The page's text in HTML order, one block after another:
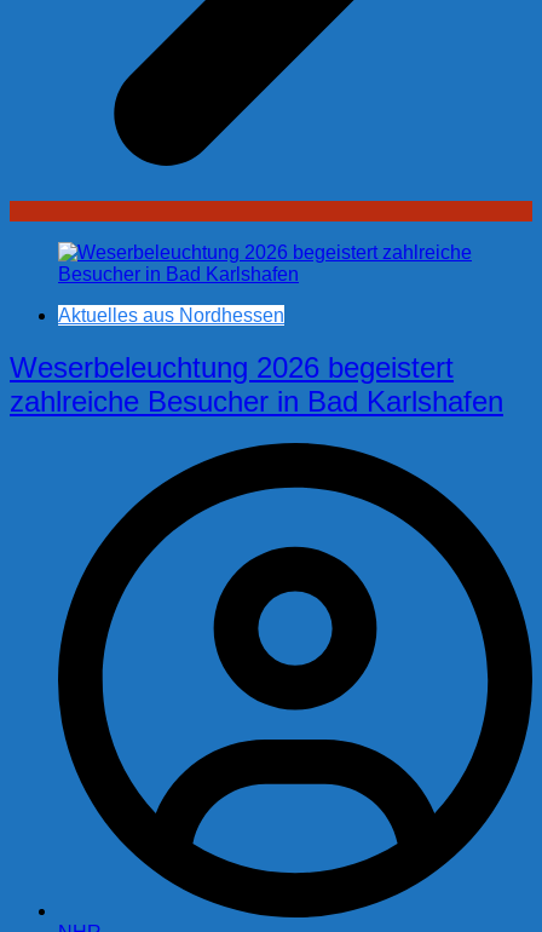
Aktuelles aus Nordhessen
Weserbeleuchtung 2026 begeistert
zahlreiche Besucher in Bad Karlshafen